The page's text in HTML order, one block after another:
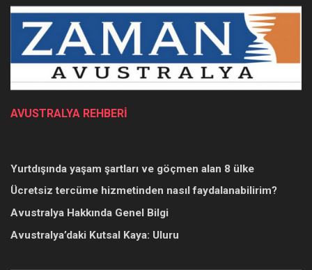
AVUSTRALYA REHBERİ
Yurtdışında yaşam şartları ve göçmen alan 8 ülke
Ücretsiz tercüme hizmetinden nasıl faydalanabilirim?
Avustralya Hakkında Genel Bilgi
Avustralya’daki Kutsal Kaya: Uluru